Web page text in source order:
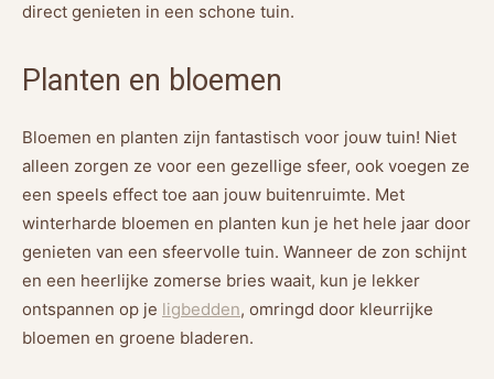
direct genieten in een schone tuin.
Planten en bloemen
Bloemen en planten zijn fantastisch voor jouw tuin! Niet
alleen zorgen ze voor een gezellige sfeer, ook voegen ze
een speels effect toe aan jouw buitenruimte. Met
winterharde bloemen en planten kun je het hele jaar door
genieten van een sfeervolle tuin. Wanneer de zon schijnt
en een heerlijke zomerse bries waait, kun je lekker
ontspannen op je ligbedden, omringd door kleurrijke
bloemen en groene bladeren.